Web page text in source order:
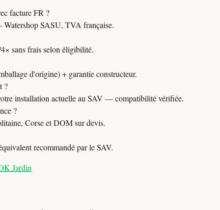
facture FR ?
SASU, TVA française.
sans frais selon éligibilité.
d'origine) + garantie constructeur.
?
installation actuelle au SAV — compatibilité vérifiée.
?
Corse et DOM sur devis.
recommandé par le SAV.
Jardin